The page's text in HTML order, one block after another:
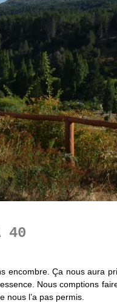
40
encombre. Ça nous aura
Nous comptions
l’a pas permis.